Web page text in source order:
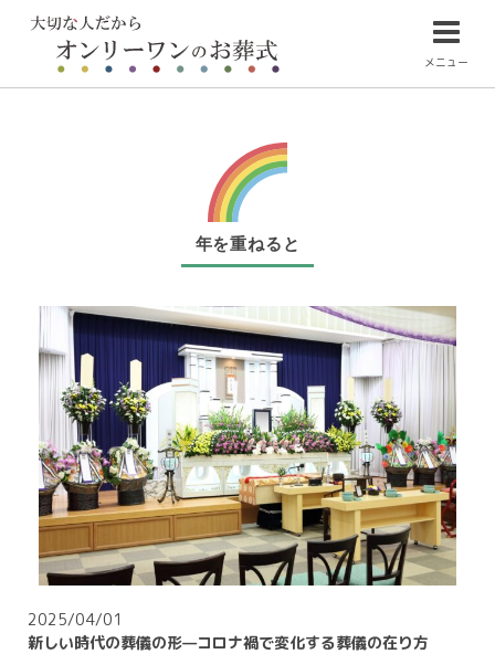
メニュー
年を重ねると
2025/04/01
新しい時代の葬儀の形—コロナ禍で変化する葬儀の在り方